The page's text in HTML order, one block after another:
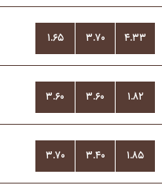
۱.۶۵ ۳.۷۰ ۴.۳۳
۳.۶۰ ۳.۶۰ ۱.۸۲
۳.۷۰ ۳.۴۰ ۱.۸۵